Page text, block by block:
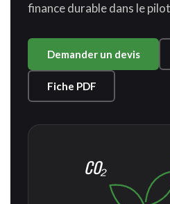
finance durable dans le
Demander un devis
Fiche PDF
CO₂